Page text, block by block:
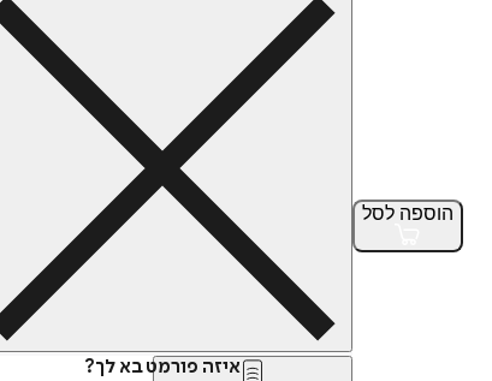
הוספה לסל
איזה פורמט בא לך?